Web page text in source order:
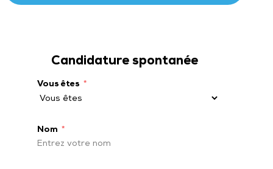
Candidature spontanée
Vous êtes
Nom